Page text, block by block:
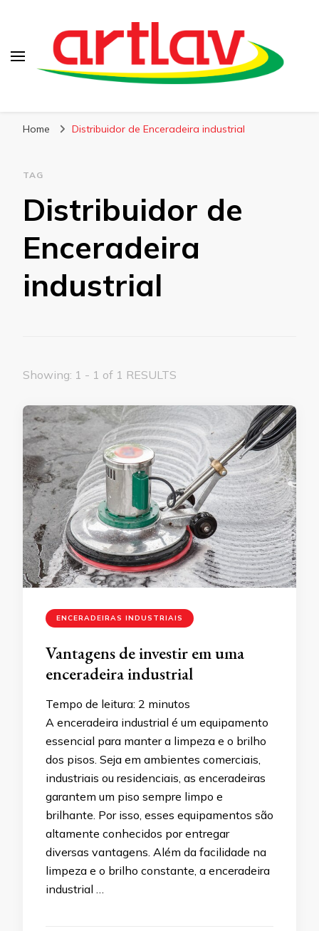
Home Distribuidor de Enceradeira industrial
TAG
Distribuidor de
Enceradeira
industrial
Showing: 1 - 1 of 1 RESULTS
ENCERADEIRAS INDUSTRIAIS
Vantagens de investir em uma
enceradeira industrial
Tempo de leitura: 2 minutos
A enceradeira industrial é um equipamento
essencial para manter a limpeza e o brilho
dos pisos. Seja em ambientes comerciais,
industriais ou residenciais, as enceradeiras
garantem um piso sempre limpo e
brilhante. Por isso, esses equipamentos são
altamente conhecidos por entregar
diversas vantagens. Além da facilidade na
limpeza e o brilho constante, a enceradeira
industrial …